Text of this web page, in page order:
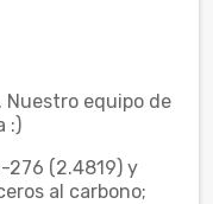
equipo de
:)
276 (2.4819) y
al carbono;